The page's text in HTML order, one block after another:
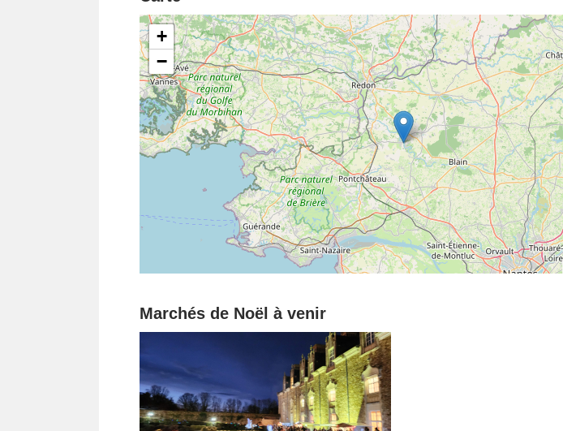
+
−
Marchés de Noël à venir